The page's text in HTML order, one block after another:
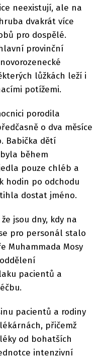
neexistují, ale na
dvakrát více
pro dospělé.
provinční
lůžkách leží i
potížemi.
porodila
o dva měsíce
Babička dětí
během
pouze chléb a
hodin po odchodu
dostat jméno.
jsou dny, kdy na
pro personál stalo
Muhammada Mosy
pacientů a
pacientů a rodiny
přičemž
od bohatších
intenzivní